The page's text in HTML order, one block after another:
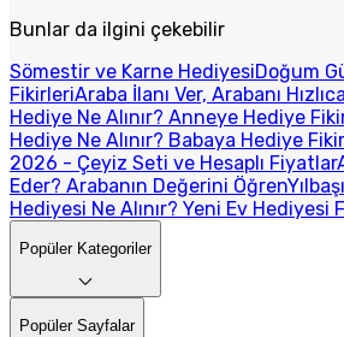
Bunlar da ilgini çekebilir
Sömestir ve Karne HediyesiDoğum
FikirleriAraba İlanı Ver, Arabanı
Hediye Ne Alınır? Anneye Hediye
Hediye Ne Alınır? Babaya Hediye
2026 - Çeyiz Seti ve Hesaplı Fiyatlar
Eder? Arabanın Değerini Öğren
Hediyesi Ne Alınır? Yeni Ev Hediyesi
Popüler Kategoriler
Popüler Sayfalar